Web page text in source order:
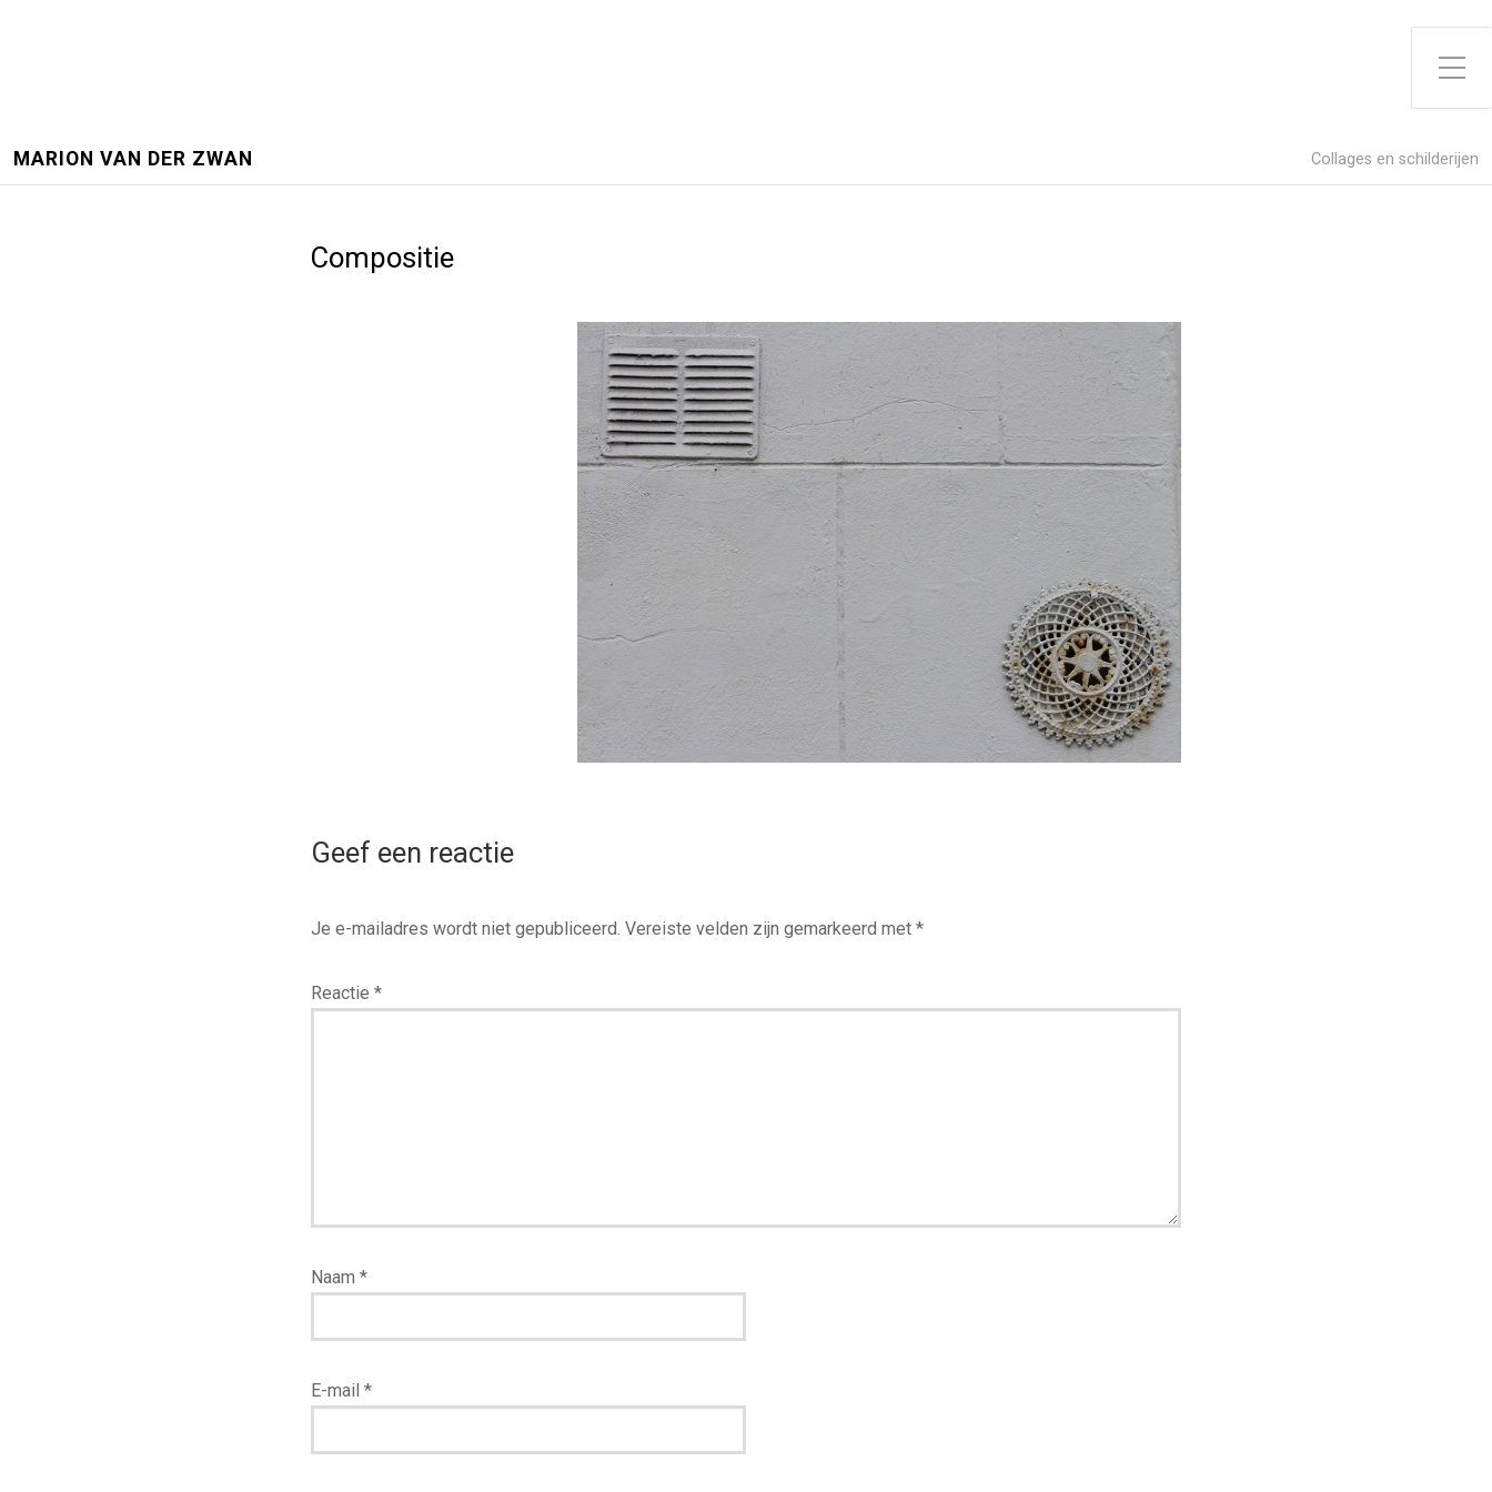
Toggle
MARION VAN DER ZWAN Collages en schilderijen
Compositie
Geef een reactie
Je e-mailadres wordt niet gepubliceerd. Vereiste velden zijn gemarkeerd met *
Reactie *
Naam *
E-mail *